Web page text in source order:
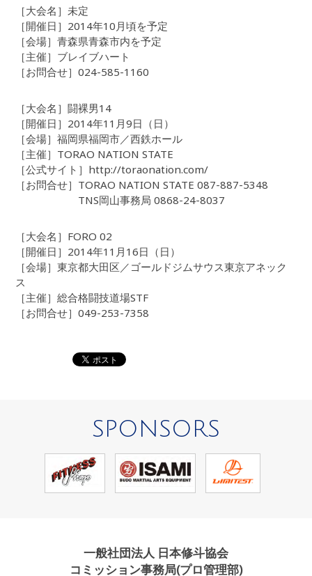
［大会名］未定
［開催日］2014年10月頃を予定
［会場］青森県青森市内を予定
［主催］ブレイブハート
［お問合せ］024-585-1160
［大会名］闘裸男14
［開催日］2014年11月9日（日）
［会場］福岡県福岡市／西鉄ホール
［主催］TORAO NATION STATE
［公式サイト］http://toraonation.com/
［お問合せ］TORAO NATION STATE 087-887-5348
TNS岡山事務局 0868-24-8037
［大会名］FORO 02
［開催日］2014年11月16日（日）
［会場］東京都大田区／ゴールドジムサウス東京アネック
ス
［主催］総合格闘技道場STF
［お問合せ］049-253-7358
SPONSORS
一般社団法人 日本修斗協会
コミッション事務局(プロ管理部)